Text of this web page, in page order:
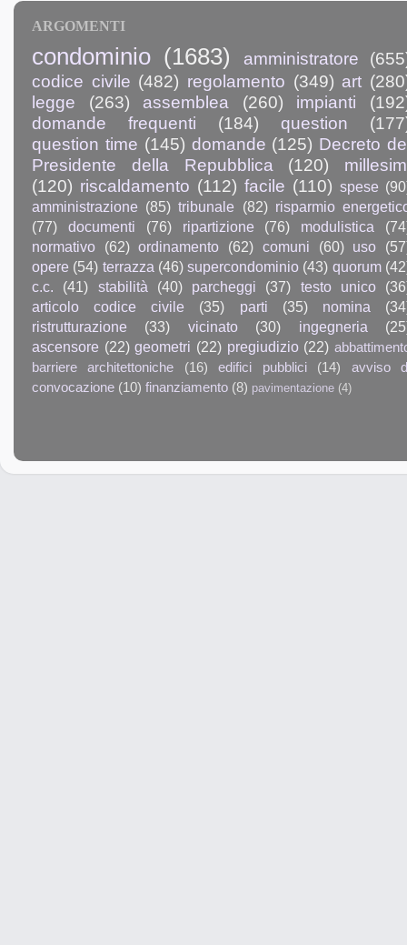
ARGOMENTI
condominio (1683) amministratore
codice civile (482) regolamento (349) art
legge
(263) assemblea (260) impianti
domande frequenti
(184) question
question time (145) domande (125) Decreto
Presidente della Repubblica
(120)
(120) riscaldamento (112) facile (110) spese
amministrazione (85) tribunale (82) risparmio
(77)
documenti (76) ripartizione (76) modulistica
normativo
(62) ordinamento (62) comuni (60) uso
opere (54) terrazza (46) supercondominio (43) quorum
c.c.
(41) stabilità (40) parcheggi (37) testo unico
articolo codice civile
(35) parti (35) nomina
ristrutturazione
(33) vicinato (30) ingegneria
ascensore (22) geometri (22) pregiudizio (22)
barriere architettoniche
(16) edifici pubblici (14)
avviso
convocazione (10) finanziamento (8) pavimentazione (4)